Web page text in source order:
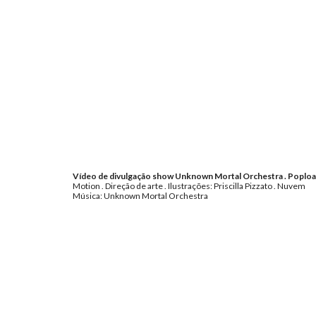
Vídeo de divulgação show Unknown Mortal Orchestra.
Motion . Direção de arte . Ilustrações: Priscilla Pizzato . Nuvem
Música: Unknown Mortal Orchestra